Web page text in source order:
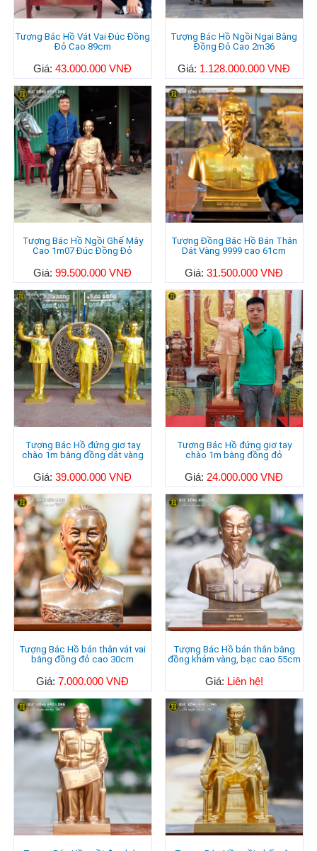
Tượng Bác Hồ Vát Vai Đúc Đồng
Đỏ Cao 89cm
Giá:43.000.000 VNĐ
Tượng Bác Hồ Ngồi Ngai Bằng
Đồng Đỏ Cao 2m36
Giá: 1.128.000.000 VNĐ
Tượng Bác Hồ Ngồi Ghế Mây
Cao 1m07 Đúc Đồng Đỏ
Giá:99.500.000 VNĐ
Tượng Đồng Bác Hồ Bán Thân
Dát Vàng 9999 cao 61cm
Giá:31.500.000 VNĐ
Tượng Bác Hồ đứng giơ tay
chào 1m bằng đồng dát vàng
Giá:39.000.000 VNĐ
Tượng Bác Hồ đứng giơ tay
chào 1m bằng đồng đỏ
Giá: 24.000.000 VNĐ
Tượng Bác Hồ bán thân vát vai
bằng đồng đỏ cao 30cm
Giá:7.000.000 VNĐ
Tượng Bác Hồ bán thân bằng
đồng khảm vàng, bạc cao 55cm
Giá: Liên hệ!